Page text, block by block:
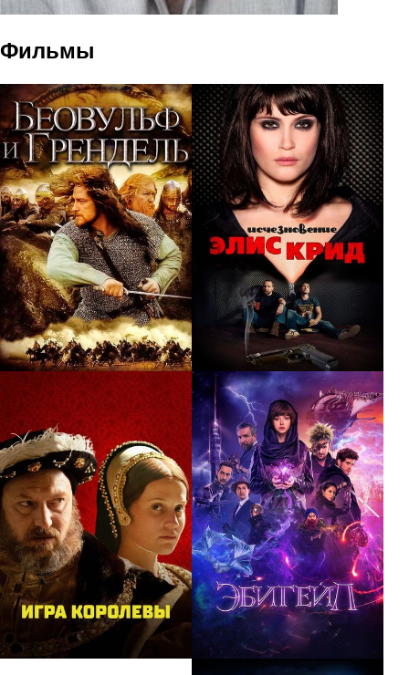
Фильмы